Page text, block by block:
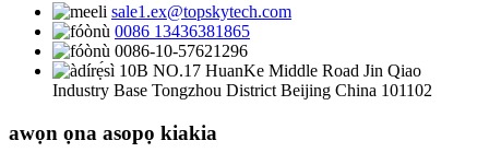
sale1.ex@topskytech.com
0086 13436381865
0086-10-57621296
10B NO.17 HuanKe Middle Road Jin Qiao
Industry Base Tongzhou District Beijing China 101102
awọn ọna asopọ kiakia